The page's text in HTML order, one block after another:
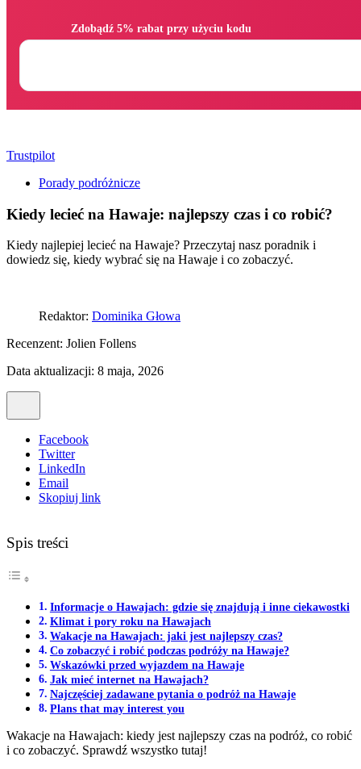
Trustpilot
Porady podróżnicze
Kiedy lecieć na Hawaje: najlepszy czas i co robić?
Kiedy najlepiej lecieć na Hawaje? Przeczytaj nasz poradnik i
dowiedz się, kiedy wybrać się na Hawaje i co zobaczyć.
Redaktor: Dominika Głowa
Recenzent: Jolien Follens
Data aktualizacji: 8 maja, 2026
Facebook
Twitter
LinkedIn
Email
Skopiuj link
Spis treści
Informacje o Hawajach: gdzie się znajdują i inne ciekawostki
Klimat i pory roku na Hawajach
Wakacje na Hawajach: jaki jest najlepszy czas?
Co zobaczyć i robić podczas podróży na Hawaje?
Wskazówki przed wyjazdem na Hawaje
Jak mieć internet na Hawajach?
Najczęściej zadawane pytania o podróż na Hawaje
Plans that may interest you
Wakacje na Hawajach: kiedy jest najlepszy czas na podróż, co robić
i co zobaczyć. Sprawdź wszystko tutaj!